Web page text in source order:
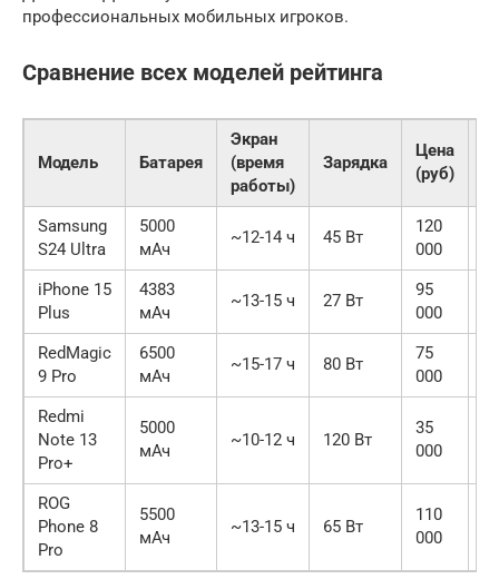
профессиональных мобильных игроков.
Сравнение всех моделей рейтинга
Модель Батарея
Экран
(время
работы)
Зарядка
Цена
(руб)
Samsung
S24 Ultra
5000
мАч
~12-14 ч 45 Вт
120
000
iPhone 15
Plus
4383
мАч
~13-15 ч 27 Вт
95
000
RedMagic
9 Pro
6500
мАч
~15-17 ч 80 Вт
75
000
Redmi
Note 13
Pro+
5000
мАч
~10-12 ч 120 Вт
35
000
ROG
Phone 8
Pro
5500
мАч
~13-15 ч 65 Вт
110
000